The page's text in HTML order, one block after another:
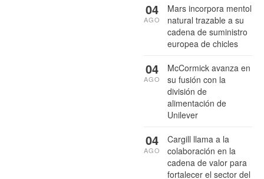
Mars incorpora mentol
natural trazable a su
cadena de suministro
europea de chicles
04
AGO
McCormick avanza en
su fusión con la
división de
alimentación de
Unilever
04
AGO
Cargill llama a la
colaboración en la
cadena de valor para
fortalecer el sector del
04
AGO